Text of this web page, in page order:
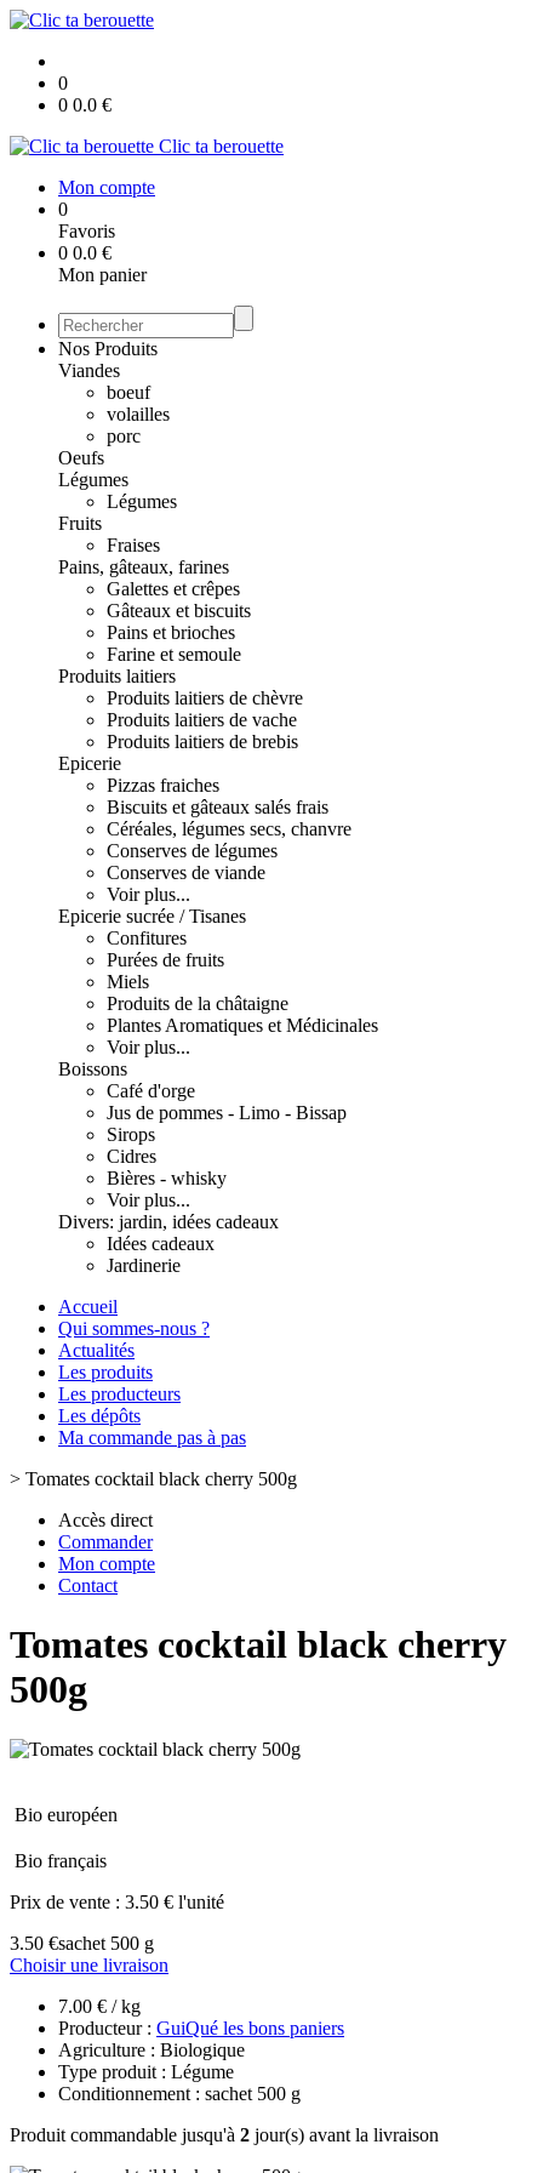
0
0 0.0 €
Clic ta berouette
Mon compte
0
Favoris
0 0.0 €
Mon panier
Nos Produits
Viandes
boeuf
volailles
porc
Oeufs
Légumes
Légumes
Fruits
Fraises
Pains, gâteaux, farines
Galettes et crêpes
Gâteaux et biscuits
Pains et brioches
Farine et semoule
Produits laitiers
Produits laitiers de chèvre
Produits laitiers de vache
Produits laitiers de brebis
Epicerie
Pizzas fraiches
Biscuits et gâteaux salés frais
Céréales, légumes secs, chanvre
Conserves de légumes
Conserves de viande
Voir plus...
Epicerie sucrée / Tisanes
Confitures
Purées de fruits
Miels
Produits de la châtaigne
Plantes Aromatiques et Médicinales
Voir plus...
Boissons
Café d'orge
Jus de pommes - Limo - Bissap
Sirops
Cidres
Bières - whisky
Voir plus...
Divers: jardin, idées cadeaux
Idées cadeaux
Jardinerie
Accueil
Qui sommes-nous ?
Actualités
Les produits
Les producteurs
Les dépôts
Ma commande pas à pas
> Tomates cocktail black cherry 500g
Accès direct
Commander
Mon compte
Contact
Tomates cocktail black cherry
500g
Bio européen
Bio français
Prix de vente : 3.50 € l'unité
3.50 €sachet 500 g
Choisir une livraison
7.00 € / kg
Producteur : GuiQué les bons paniers
Agriculture : Biologique
Type produit : Légume
Conditionnement : sachet 500 g
Produit commandable jusqu'à 2 jour(s) avant la livraison